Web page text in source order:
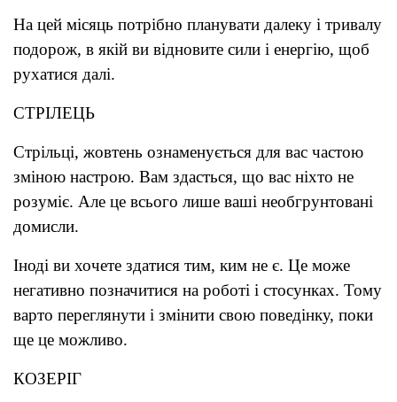
На цей місяць потрібно планувати далеку і тривалу
подорож, в якій ви відновите сили і енергію, щоб
рухатися далі.
СТРІЛЕЦЬ
Стрільці, жовтень ознаменується для вас частою
зміною настрою. Вам здасться, що вас ніхто не
розуміє. Але це всього лише ваші необгрунтовані
домисли.
Іноді ви хочете здатися тим, ким не є. Це може
негативно позначитися на роботі і стосунках. Тому
варто переглянути і змінити свою поведінку, поки
ще це можливо.
КОЗЕРІГ